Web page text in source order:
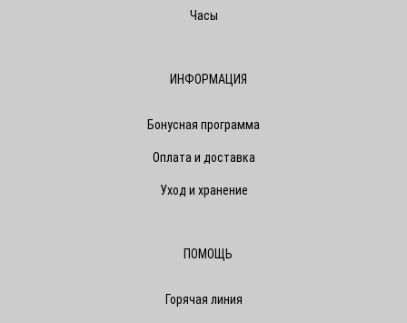
Часы
ИНФОРМАЦИЯ
Бонусная программа
Оплата и доставка
Уход и хранение
ПОМОЩЬ
Горячая линия